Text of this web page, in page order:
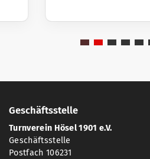
Geschäftsstelle
Turnverein Hösel 1901 e.V.
Geschäftsstelle
Postfach 106231